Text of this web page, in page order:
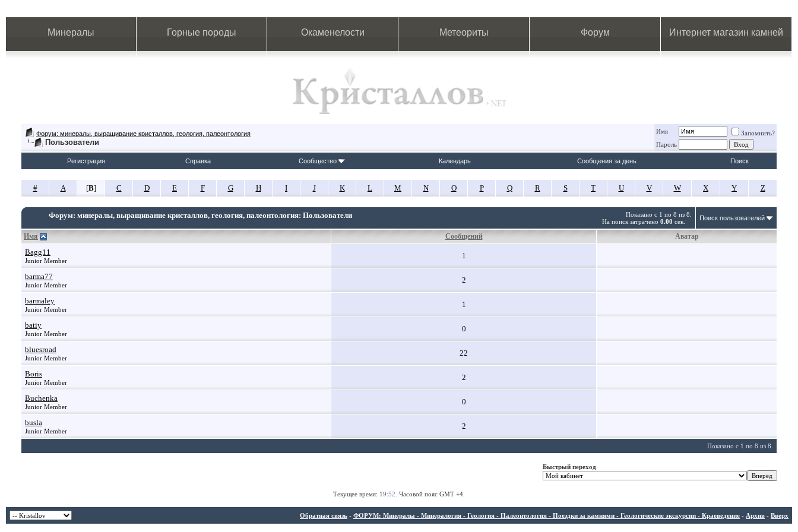
Минералы Горные породы Окаменелости Метеориты Форум Интернет магазин камней
Форум: минералы, выращивание кристаллов, геология, палеонтология
Пользователи
Имя
Запомнить?
Пароль
Регистрация Справка Сообщество Календарь Сообщения за день Поиск
# A [B] C D E F G H I J K L M N O P Q R S T U V W X Y Z
Показано с 1 по 8 из 8.
На поиск затрачено 0.00 сек.
Форум: минералы, выращивание кристаллов, геология, палеонтология: Пользователи Поиск пользователей
Имя Сообщений Аватар
Bagg11
Junior Member
1
barma77
Junior Member
2
barmaley
Junior Member
1
batiy
Junior Member
0
bluesroad
Junior Member
22
Boris
Junior Member
2
Buchenka
Junior Member
0
busla
Junior Member
2
Показано с 1 по 8 из 8.
Быстрый переход
Текущее время: 19:52 . Часовой пояс GMT +4.
Обратная связь - ФОРУМ: Минералы - Минералогия - Геология - Палеонтология - Поездки за камнями - Геологические экскурсии - Краеведение - Архив - Вверх